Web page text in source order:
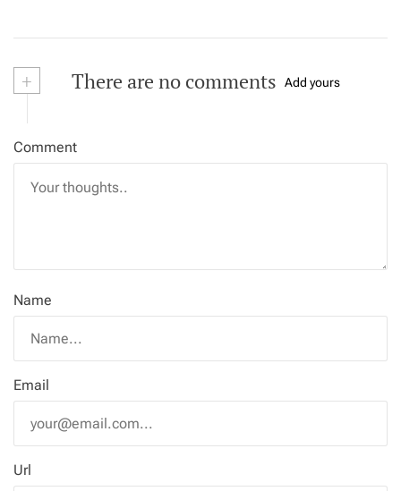
+ There are no comments Add yours
Comment
Name
Email
Url